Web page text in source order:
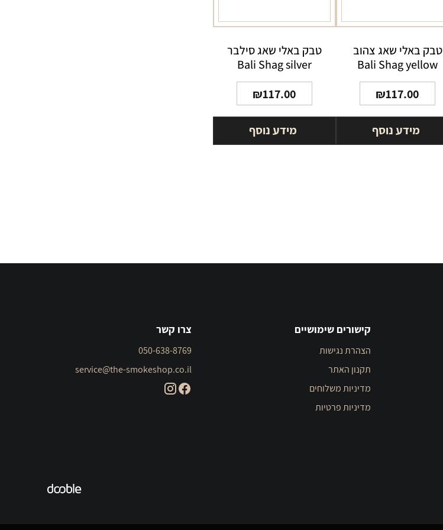
טבק באלי שאג צהוב
Bali Shag yellow
₪117.00
מידע נוסף
טבק באלי שאג סילבר
Bali Shag silver
₪117.00
מידע נוסף
קישורים שימושיים
הצהרת נגישות
תקנון האתר
מדיניות משלוחים
מדיניות פרטיות
צרו קשר
050-638-8769
service@the-smokeshop.co.il